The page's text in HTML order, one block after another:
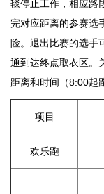
毯停止工作，相应路
完对应距离的参赛选
险。退出比赛的选手
通到达终点取衣区。
距离和时间（8:00起
项目
欢乐跑